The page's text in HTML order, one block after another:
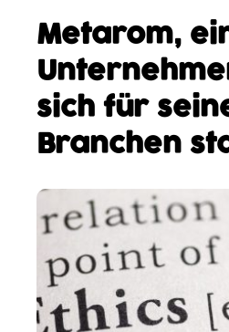
Metarom,
sich für
Branchen